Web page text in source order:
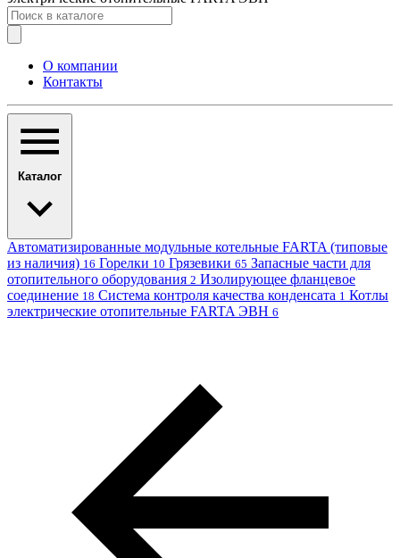
О компании
Контакты
Каталог
Автоматизированные модульные котельные FARTA (типовые
из наличия) 16 Горелки 10 Грязевики 65 Запасные части для
отопительного оборудования 2 Изолирующее фланцевое
соединение 18 Система контроля качества конденсата 1 Котлы
электрические отопительные FARTA ЭВН 6